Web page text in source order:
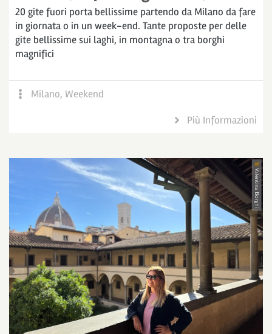
20 gite fuori porta bellissime partendo da Milano da fare
in giornata o in un week-end. Tante proposte per delle
gite bellissime sui laghi, in montagna o tra borghi
magnifici
Milano, Weekend
Più Informazioni